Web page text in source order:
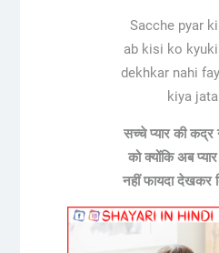
Sacche pyar
ab kisi ko kyuki
dekhkar nahi
kiya
सच्चे प्यार की कद्र
को क्योंकि अब
नहीं फायदा देखकर